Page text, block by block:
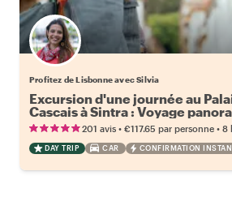
Profitez de Lisbonne avec Silvia
Excursion d'une journée au
Cascais à Sintra : Voyage
voiture
201 avis • €117.65 par personne • 8
DAY TRIP CAR CONFIRMATION